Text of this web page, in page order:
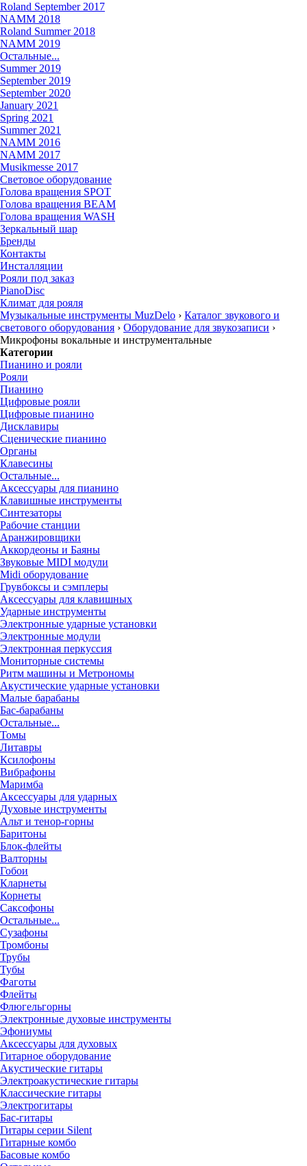
Roland September 2017
NAMM 2018
Roland Summer 2018
NAMM 2019
Остальные...
Summer 2019
September 2019
September 2020
January 2021
Spring 2021
Summer 2021
NAMM 2016
NAMM 2017
Musikmesse 2017
Световое оборудование
Голова вращения SPOT
Голова вращения BEAM
Голова вращения WASH
Зеркальный шар
Бренды
Контакты
Инсталляции
Рояли под заказ
PianoDisc
Климат для рояля
Музыкальные инструменты MuzDelo › Каталог звукового и
светового оборудования › Оборудование для звукозаписи ›
Микрофоны вокальные и инструментальные
Категории
Пианино и рояли
Рояли
Пианино
Цифровые рояли
Цифровые пианино
Дисклавиры
Сценические пианино
Органы
Клавесины
Остальные...
Аксессуары для пианино
Клавишные инструменты
Синтезаторы
Рабочие станции
Аранжировщики
Аккордеоны и Баяны
Звуковые MIDI модули
Midi оборудование
Грувбоксы и сэмплеры
Аксессуары для клавишных
Ударные инструменты
Электронные ударные установки
Электронные модули
Электронная перкуссия
Мониторные системы
Ритм машины и Метрономы
Акустические ударные установки
Малые барабаны
Бас-барабаны
Остальные...
Томы
Литавры
Ксилофоны
Вибрафоны
Маримба
Аксессуары для ударных
Духовые инструменты
Альт и тенор-горны
Баритоны
Блок-флейты
Валторны
Гобои
Кларнеты
Корнеты
Саксофоны
Остальные...
Сузафоны
Тромбоны
Трубы
Тубы
Фаготы
Флейты
Флюгельгорны
Электронные духовые инструменты
Эфониумы
Аксессуары для духовых
Гитарное оборудование
Акустические гитары
Электроакустические гитары
Классические гитары
Электрогитары
Бас-гитары
Гитары серии Silent
Гитарные комбо
Басовые комбо